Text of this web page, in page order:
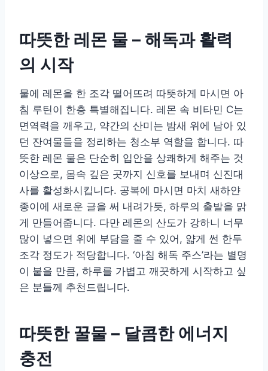
따뜻한 레몬 물 – 해독과 활력
의 시작
물에 레몬을 한 조각 떨어뜨려 따뜻하게 마시면 아
침 루틴이 한층 특별해집니다. 레몬 속 비타민 C는
면역력을 깨우고, 약간의 산미는 밤새 위에 남아 있
던 잔여물들을 정리하는 청소부 역할을 합니다. 따
뜻한 레몬 물은 단순히 입안을 상쾌하게 해주는 것
이상으로, 몸속 깊은 곳까지 신호를 보내며 신진대
사를 활성화시킵니다. 공복에 마시면 마치 새하얀
종이에 새로운 글을 써 내려가듯, 하루의 출발을 맑
게 만들어줍니다. 다만 레몬의 산도가 강하니 너무
많이 넣으면 위에 부담을 줄 수 있어, 얇게 썬 한두
조각 정도가 적당합니다. ‘아침 해독 주스’라는 별명
이 붙을 만큼, 하루를 가볍고 깨끗하게 시작하고 싶
은 분들께 추천드립니다.
따뜻한 꿀물 – 달콤한 에너지
충전